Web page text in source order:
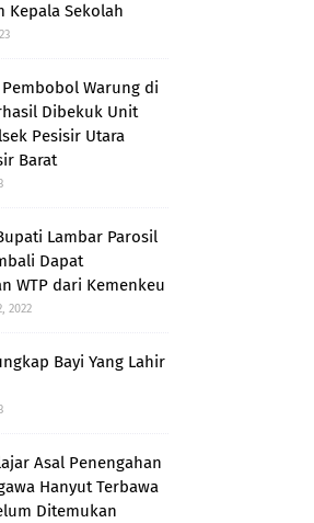
Kepala Sekolah
Warung di
Dibekuk Unit
Pesisir Utara
Barat
Lambar Parosil
Dapat
WTP dari Kemenkeu
2022
Bayi Yang Lahir
Asal Penengahan
Hanyut Terbawa
Ditemukan